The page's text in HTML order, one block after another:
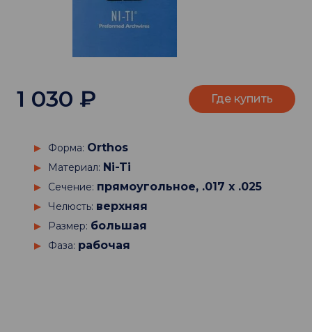
Форма: Orthos
Материал: Ni-Ti
Сечение: прямоугольное, .017 х .025
Челюсть: верхняя
Размер: большая
Фаза: рабочая
1 030 ₽ Где купить